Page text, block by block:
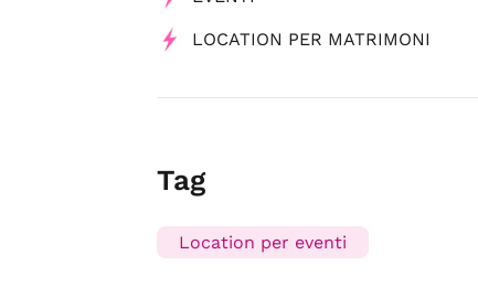
LOCATION PER MATRIMONI
Tag
Location per eventi